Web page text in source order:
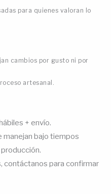
para quienes valoran lo
cambios por gusto ni por
artesanal.
+ envío.
manejan bajo tiempos
contáctanos para confirmar